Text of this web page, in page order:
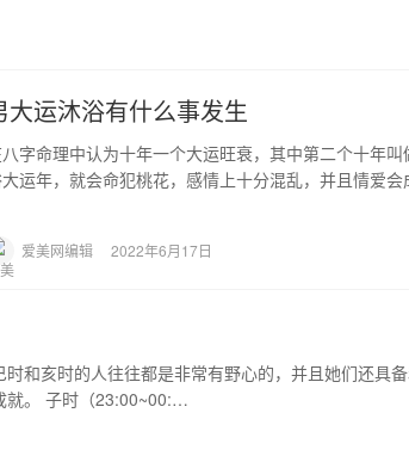
大运沐浴有什么事发生
字命理中认为十年一个大运旺衰，其中第二个十年
运年，就会命犯桃花，感情上十分混乱，并且情爱
爱美网编辑 2022年6月17日
和亥时的人往往都是非常有野心的，并且她们还具
就。 子时（23:00~00:…